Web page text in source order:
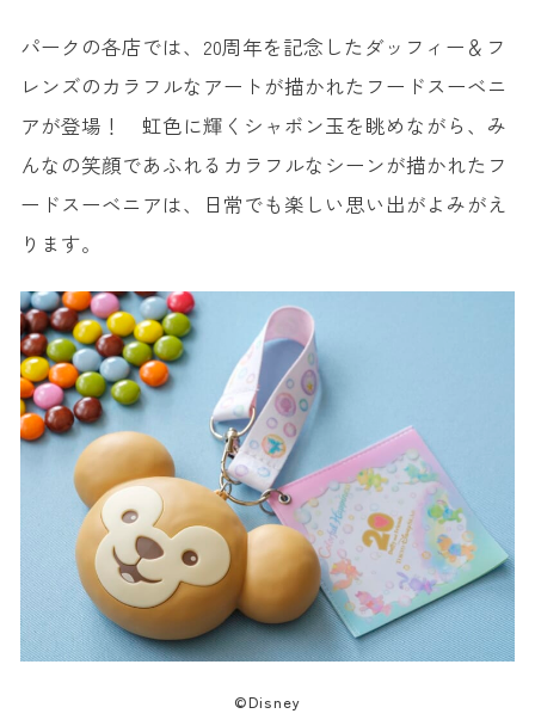
パークの各店では、20周年を記念したダッフィー＆フ
レンズのカラフルなアートが描かれたフードスーベニ
アが登場！ 虹色に輝くシャボン玉を眺めながら、み
んなの笑顔であふれるカラフルなシーンが描かれたフ
ードスーベニアは、日常でも楽しい思い出がよみがえ
ります。
©Disney